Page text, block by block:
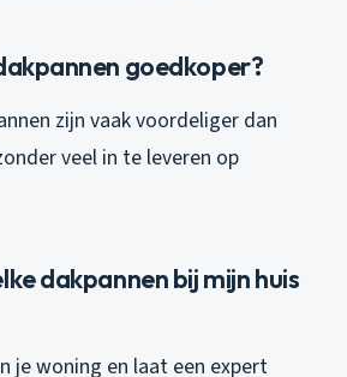
goedkoper?
zijn vaak voordeliger dan
veel in te leveren op
dakpannen bij mijn huis
je woning en laat een expert